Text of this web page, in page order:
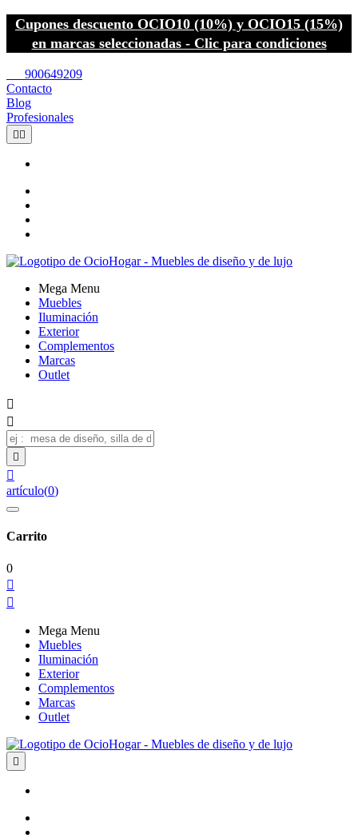
Cupones descuento OCIO10 (10%) y OCIO15 (15%)
en marcas seleccionadas - Clic para condiciones
900649209
Contacto
Blog
Profesionales
 
Mega Menu
Muebles
Iluminación
Exterior
Complementos
Marcas
Outlet




artículo(0)
Carrito
0


Mega Menu
Muebles
Iluminación
Exterior
Complementos
Marcas
Outlet
